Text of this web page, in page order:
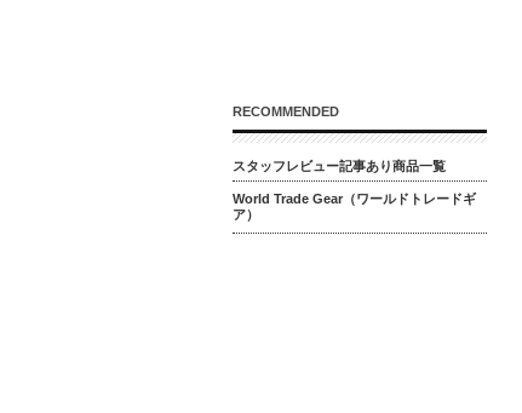
RECOMMENDED
スタッフレビュー記事あり商品一覧
World Trade Gear（ワールドトレードギ
ア）